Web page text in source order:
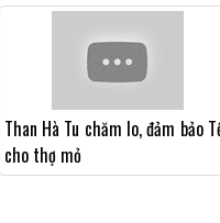
Than Hà Tu chăm lo, đảm bảo
cho thợ mỏ